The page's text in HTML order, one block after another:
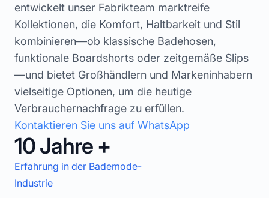
entwickelt unser Fabrikteam marktreife
Kollektionen, die Komfort, Haltbarkeit und Stil
kombinieren—ob klassische Badehosen,
funktionale Boardshorts oder zeitgemäße Slips
—und bietet Großhändlern und Markeninhabern
vielseitige Optionen, um die heutige
Verbrauchernachfrage zu erfüllen.
Kontaktieren Sie uns auf WhatsApp
Erfahrung in der Bademode-
Industrie
10 Jahre +